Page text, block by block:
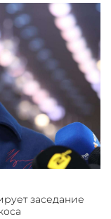
заседание